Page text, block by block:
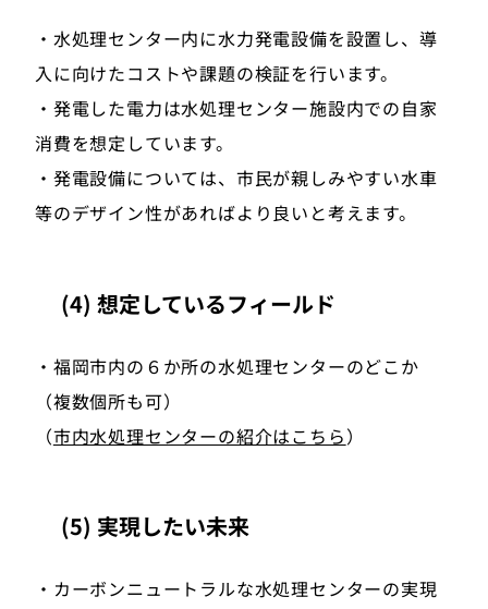
・水処理センター内に水力発電設備を設置し、導
入に向けたコストや課題の検証を行います。
・発電した電力は水処理センター施設内での自家
消費を想定しています。
・発電設備については、市民が親しみやすい水車
等のデザイン性があればより良いと考えます。
(4) 想定しているフィールド
・福岡市内の６か所の水処理センターのどこか
（複数個所も可）
（市内水処理センターの紹介はこちら）
(5) 実現したい未来
・カーボンニュートラルな水処理センターの実現